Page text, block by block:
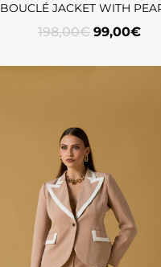
BOUCLÉ JACKET WITH
198,00€ 99,00€